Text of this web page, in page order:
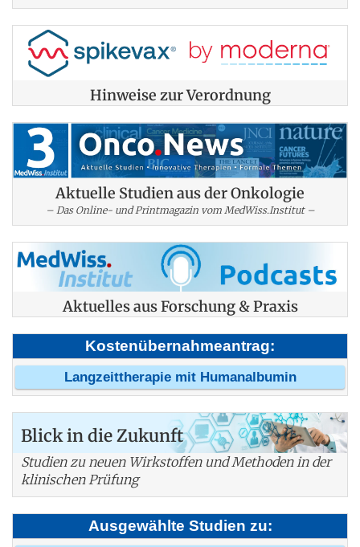
Hinweise zur Verordnung
Aktuelle Studien aus der Onkologie
– Das Online- und Printmagazin vom MedWiss.Institut –
Aktuelles aus Forschung & Praxis
Kostenübernahmeantrag:
Langzeittherapie mit Humanalbumin
Blick in die Zukunft
Studien zu neuen Wirkstoffen und Methoden in der
klinischen Prüfung
Ausgewählte Studien zu: